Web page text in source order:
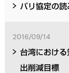
パリ協定の読
2016/09/14
台湾におけ
出削減目標